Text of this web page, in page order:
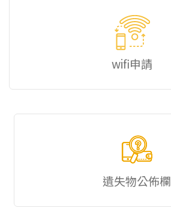
wifi申請
遺失物公佈欄